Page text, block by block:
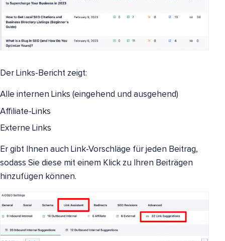
Der Links-Bericht zeigt:
Alle internen Links (eingehend und ausgehend)
Affiliate-Links
Externe Links
Er gibt Ihnen auch Link-Vorschläge für jeden Beitrag,
sodass Sie diese mit einem Klick zu Ihren Beiträgen
hinzufügen können.